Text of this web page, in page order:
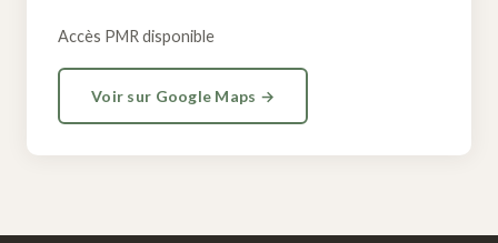
Accès PMR disponible
Voir sur Google Maps →